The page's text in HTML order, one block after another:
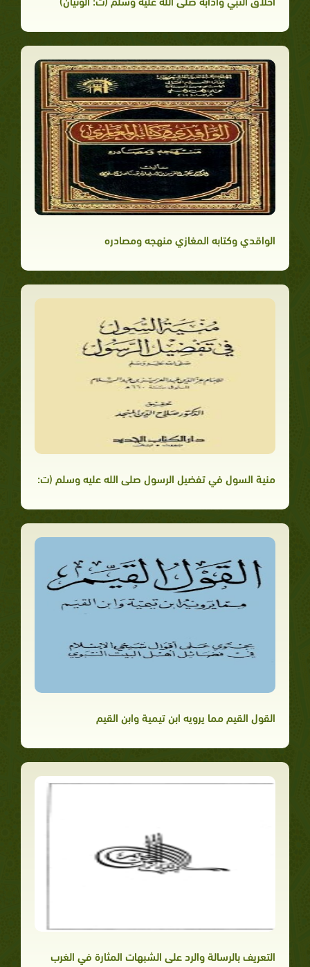
الواقدي وكتابه المغازي منهجه ومصادره
منية السول في تفضيل الرسول صلى الله عليه وسلم (ت: المنجد)
القول القيم مما يرويه ابن تيمية وابن القيم
التعريف بالرسالة والرد على الشبهات المثارة في الغرب